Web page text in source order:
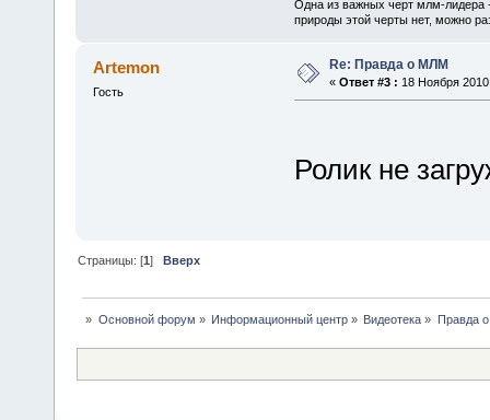
Одна из важных черт млм-лидера
природы этой черты нет, можно
Artemon
Гость
Re: Правда о МЛМ
« Ответ #3 : 18 Ноября
Ролик не
Страницы: [1]Вверх
» Основной форум » Информационный центр» Видеотека » Правда